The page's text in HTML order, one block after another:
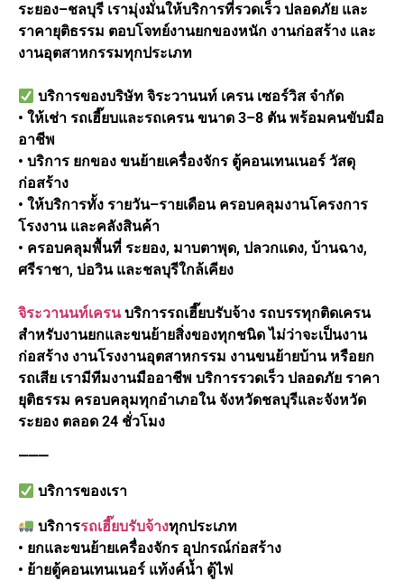
ระยอง–ชลบุรี เรามุ่งมั่นให้บริการที่รวดเร็ว ปลอดภัย และ
ราคายุติธรรม ตอบโจทย์งานยกของหนัก งานก่อสร้าง และ
งานอุตสาหกรรมทุกประเภท
บริการของบริษัท จิระวานนท์ เครน เซอร์วิส จำกัด
• ให้เช่า รถเฮี๊ยบและรถเครน ขนาด 3–8 ตัน พร้อมคนขับมือ
อาชีพ
• บริการ ยกของ ขนย้ายเครื่องจักร ตู้คอนเทนเนอร์ วัสดุ
ก่อสร้าง
• ให้บริการทั้ง รายวัน–รายเดือน ครอบคลุมงานโครงการ
โรงงาน และคลังสินค้า
• ครอบคลุมพื้นที่ ระยอง, มาบตาพุด, ปลวกแดง, บ้านฉาง,
ศรีราชา, บ่อวิน และชลบุรีใกล้เคียง
จิระวานนท์เครนบริการรถเฮี๊ยบรับจ้าง รถบรรทุกติดเครน
สำหรับงานยกและขนย้ายสิ่งของทุกชนิด ไม่ว่าจะเป็นงาน
ก่อสร้าง งานโรงงานอุตสาหกรรม งานขนย้ายบ้าน หรือยก
รถเสีย เรามีทีมงานมืออาชีพ บริการรวดเร็ว ปลอดภัย ราคา
ยุติธรรม ครอบคลุมทุกอำเภอใน จังหวัดชลบุรีและจังหวัด
ระยอง ตลอด 24 ชั่วโมง
⸻
บริการของเรา
บริการรถเฮี๊ยบรับจ้างทุกประเภท
• ยกและขนย้ายเครื่องจักร อุปกรณ์ก่อสร้าง
• ย้ายตู้คอนเทนเนอร์ แท้งค์น้ำ ตู้ไฟ